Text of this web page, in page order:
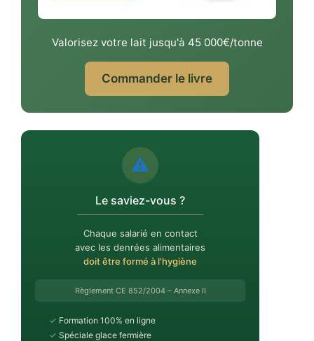
Valorisez votre lait jusqu'à 45 000€/tonne
Commander le livre
⚠️
Le saviez-vous ?
Chaque salarié en contact
avec les denrées alimentaires
doit être formé à l'hygiène
Règlement CE 852/2004 – Annexe II
✓ Formation 100% en ligne
✓ Spéciale glace fermière